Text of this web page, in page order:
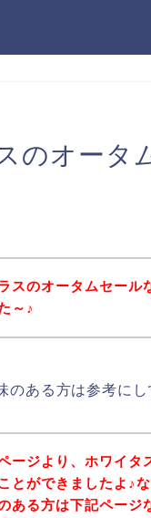
のオータ
スのオータムセール
～♪
のある方は参考にし
ージより、ホワイタ
とができましたよ♪
ある方は下記ページ